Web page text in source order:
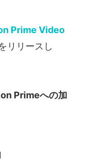
Prime Video
リリースし
Primeへの加